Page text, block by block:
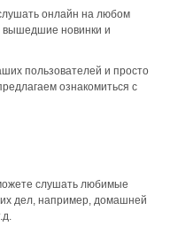
онлайн на любом
вышедшие новинки и
пользователей и просто
ознакомиться с
слушать любимые
дел, например, домашней